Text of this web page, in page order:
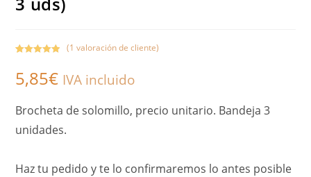
5.00de 5 en
base a
un cliente
(1 valoración de cliente)
5,85€ IVA incluido
Brocheta de solomillo, precio unitario. Bandeja 3
unidades.
Haz tu pedido y te lo confirmaremos lo antes posible